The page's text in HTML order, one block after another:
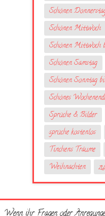
Schönen
Schönen Mittwoch
Schönen Mittwoch
Schönen Samstag
Schönen Sonntag
Schönes
Sprüche & Bilder
sprüche kostenlos
Tinchens Träume
Weihnachten